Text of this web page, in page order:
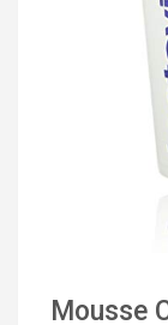
Mousse